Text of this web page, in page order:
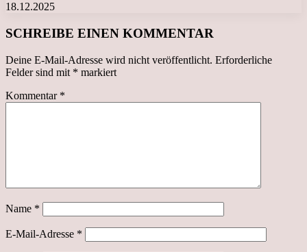
18.12.2025
SCHREIBE EINEN KOMMENTAR
Deine E-Mail-Adresse wird nicht veröffentlicht. Erforderliche
Felder sind mit * markiert
Kommentar *
Name *
E-Mail-Adresse *